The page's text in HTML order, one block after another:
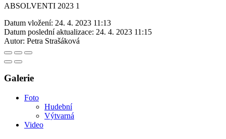
ABSOLVENTI 2023 1
Datum vložení: 24. 4. 2023 11:13
Datum poslední aktualizace: 24. 4. 2023 11:15
Autor: Petra Strašáková
Galerie
Foto
Hudební
Výtvarná
Video